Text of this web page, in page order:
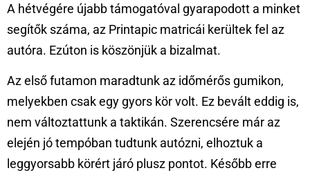
A hétvégére újabb támogatóval gyarapodott a minket
segítők száma, az Printapic matricái kerültek fel az
autóra. Ezúton is köszönjük a bizalmat.
Az első futamon maradtunk az időmérős gumikon,
melyekben csak egy gyors kör volt. Ez bevált eddig is,
nem változtattunk a taktikán. Szerencsére már az
elején jó tempóban tudtunk autózni, elhoztuk a
leggyorsabb körért járó plusz pontot. Később erre